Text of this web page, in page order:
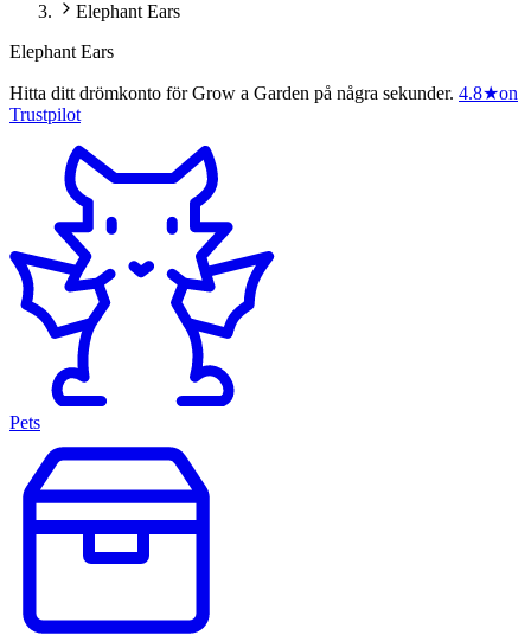
Elephant Ears
Elephant Ears
Hitta ditt drömkonto för Grow a Garden på några sekunder. 4.8★on
Trustpilot
Pets